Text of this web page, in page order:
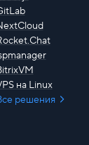
на Linux
решения